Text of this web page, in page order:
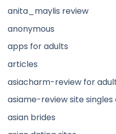
anita_maylis review
anonymous
apps for adults
articles
asiacharm-review for
asiame-review site singles
asian brides